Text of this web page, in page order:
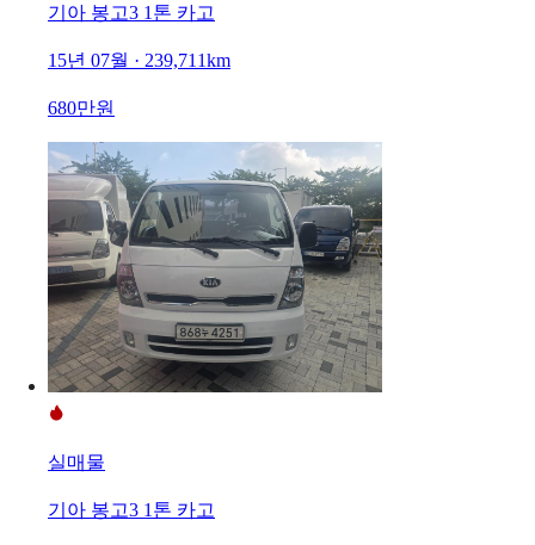
기아 봉고3 1톤 카고
15년 07월 · 239,711km
680만원
실매물
기아 봉고3 1톤 카고